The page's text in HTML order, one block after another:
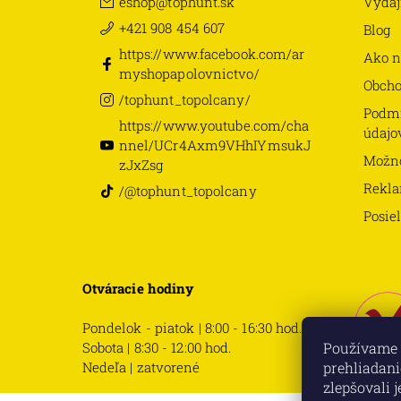
+421 908 454 607
https://www.facebook.com/ar
myshopapolovnictvo/
/tophunt_topolcany/
https://www.youtube.com/cha
nnel/UCr4Axm9VHhIYmsukJ
zJxZsg
/@tophunt_topolcany
Blog
Ako
Otváracie hodiny
Pondelok - piatok | 8:00 - 16:30 hod.
Sobota | 8:30 - 12:00 hod.
Nedeľa | zatvorené
zlepšovali